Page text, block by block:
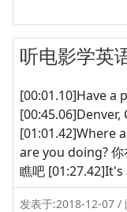
听电影学英
[00:01.10]Have a
[00:45.06]Denver,
[01:01.42]Where
are you doing? 你
瞧吧 [01:27.42]It's
发表于:2018-12-07 /